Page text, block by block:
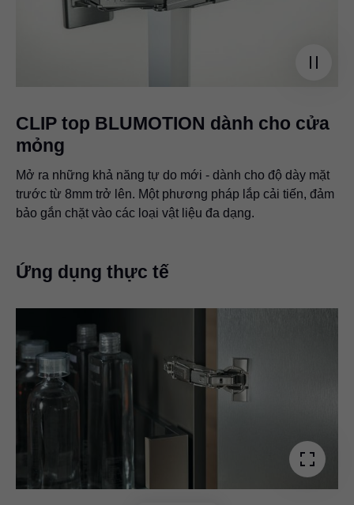
CLIP top BLUMOTION dành cho cửa
mỏng
Mở ra những khả năng tự do mới - dành cho độ dày mặt
trước từ 8mm trở lên. Một phương pháp lắp cải tiến, đảm
bảo gắn chặt vào các loại vật liệu đa dạng.
Ứng dụng thực tế